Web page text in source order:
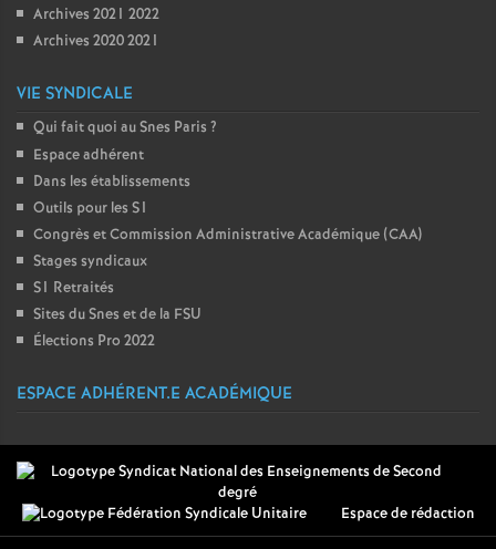
Archives 2021 2022
Archives 2020 2021
VIE SYNDICALE
Qui fait quoi au Snes Paris ?
Espace adhérent
Dans les établissements
Outils pour les S1
Congrès et Commission Administrative Académique (CAA)
Stages syndicaux
S1 Retraités
Sites du Snes et de la FSU
Élections Pro 2022
ESPACE ADHÉRENT.E ACADÉMIQUE
Espace de rédaction